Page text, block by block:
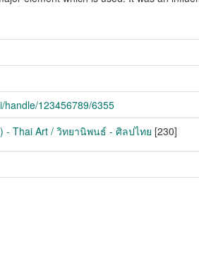
handle/123456789/6355
- Thai Art / วิทยานิพนธ์ - ศิลปไทย [230]